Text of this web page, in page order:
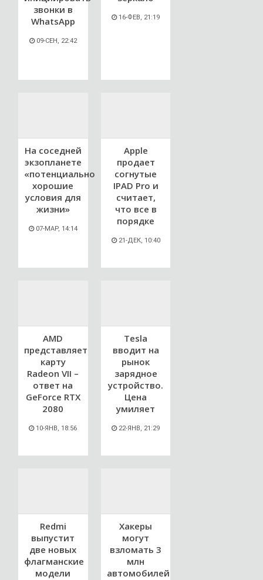
звонки в
WhatsApp
09-СЕН, 22:42
16-ФЕВ, 21:19
На соседней
экзопланете
«потенциально
хорошие
условия для
жизни»
07-МАР, 14:14
Apple
продает
согнутые
IPAD Pro и
считает,
что все в
порядке
21-ДЕК, 10:40
AMD
представляет
карту
Radeon VII –
ответ на
GeForce RTX
2080
10-ЯНВ, 18:56
Tesla
вводит на
рынок
зарядное
устройство.
Цена
умиляет
22-ЯНВ, 21:29
Redmi
выпустит
две новых
флагманские
модели
Хакеры
могут
взломать 3
млн
автомобилей